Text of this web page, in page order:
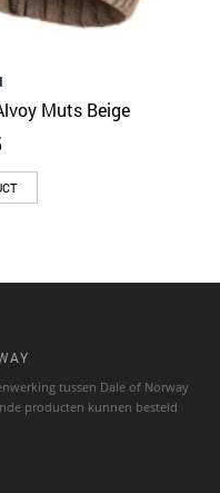
Muts Beige
tussen Dale of Norway
producten kunnen besteld